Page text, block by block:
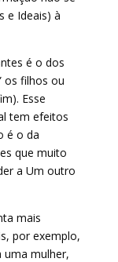
e Ideais) à
é o dos
os filhos ou
Esse
tem efeitos
é o da
que muito
a Um outro
mais
por exemplo,
uma mulher,